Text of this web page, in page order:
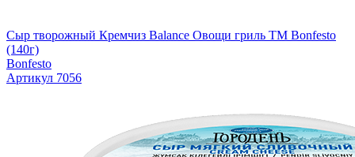
Сыр творожный Кремчиз Balance Овощи гриль ТМ Bonfesto
(140г)
Bonfesto
Артикул 7056